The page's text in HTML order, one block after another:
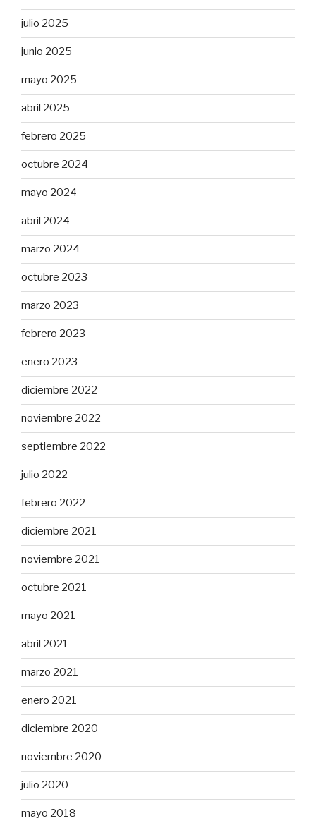
julio 2025
junio 2025
mayo 2025
abril 2025
febrero 2025
octubre 2024
mayo 2024
abril 2024
marzo 2024
octubre 2023
marzo 2023
febrero 2023
enero 2023
diciembre 2022
noviembre 2022
septiembre 2022
julio 2022
febrero 2022
diciembre 2021
noviembre 2021
octubre 2021
mayo 2021
abril 2021
marzo 2021
enero 2021
diciembre 2020
noviembre 2020
julio 2020
mayo 2018